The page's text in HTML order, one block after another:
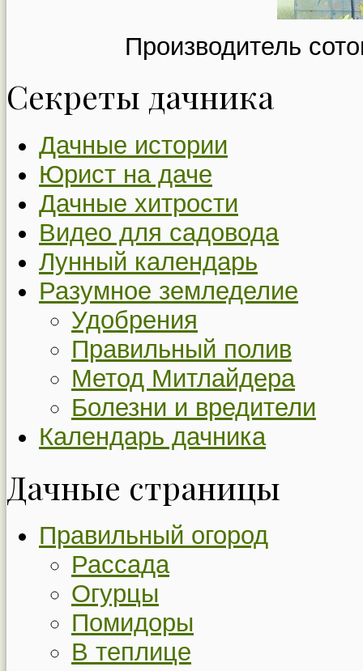
Производитель
Секреты дачника
Дачные истории
Юрист на даче
Дачные хитрости
Видео для садовода
Лунный календарь
Разумное земледелие
Удобрения
Правильный полив
Метод Митлайдера
Болезни и вредители
Календарь дачника
Дачные страницы
Правильный огород
Рассада
Огурцы
Помидоры
В теплице